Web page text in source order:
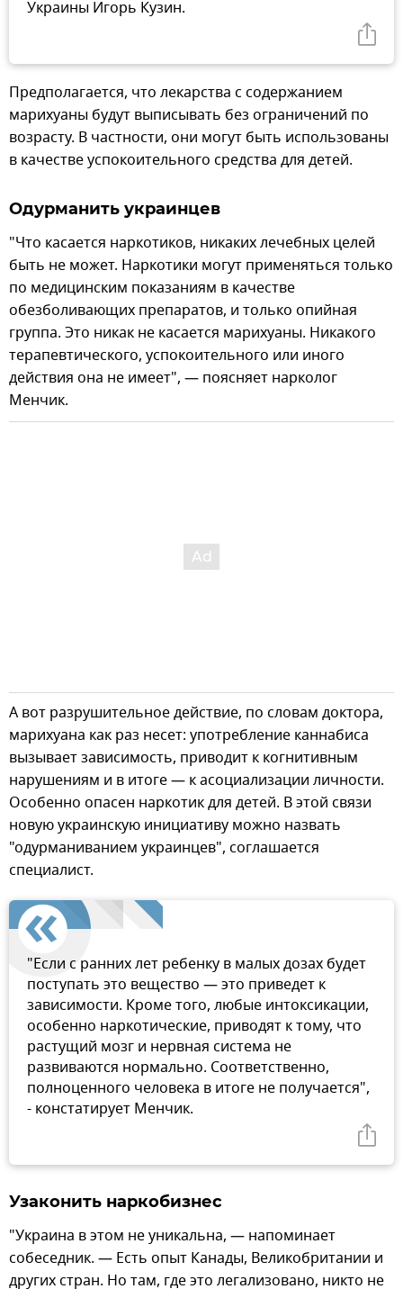
Украины Игорь Кузин.
Предполагается, что лекарства с содержанием
марихуаны будут выписывать без ограничений по
возрасту. В частности, они могут быть использованы
в качестве успокоительного средства для детей.
Одурманить украинцев
"Что касается наркотиков, никаких лечебных целей
быть не может. Наркотики могут применяться только
по медицинским показаниям в качестве
обезболивающих препаратов, и только опийная
группа. Это никак не касается марихуаны. Никакого
терапевтического, успокоительного или иного
действия она не имеет", — поясняет нарколог
Менчик.
А вот разрушительное действие, по словам доктора,
марихуана как раз несет: употребление каннабиса
вызывает зависимость, приводит к когнитивным
нарушениям и в итоге — к асоциализации личности.
Особенно опасен наркотик для детей. В этой связи
новую украинскую инициативу можно назвать
"одурманиванием украинцев", соглашается
специалист.
"Если с ранних лет ребенку в малых дозах будет
поступать это вещество — это приведет к
зависимости. Кроме того, любые интоксикации,
особенно наркотические, приводят к тому, что
растущий мозг и нервная система не
развиваются нормально. Соответственно,
полноценного человека в итоге не получается",
- констатирует Менчик.
Узаконить наркобизнес
"Украина в этом не уникальна, — напоминает
собеседник. — Есть опыт Канады, Великобритании и
других стран. Но там, где это легализовано, никто не